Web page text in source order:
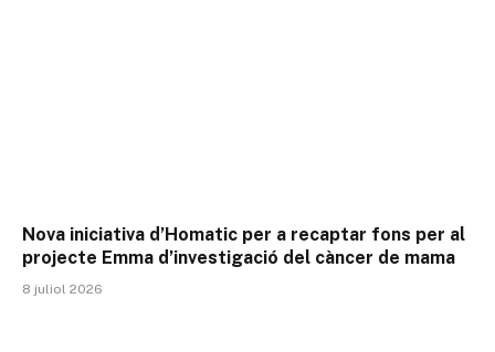
Nova iniciativa d’Homatic per a recaptar fons per al
projecte Emma d’investigació del càncer de mama
8 juliol 2026